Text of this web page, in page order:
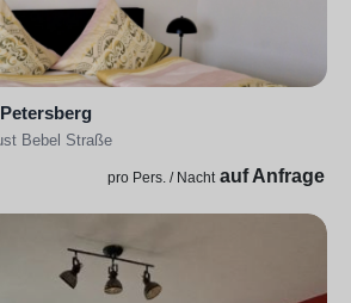
Bebel Straße
pro Pers. / Nacht auf Anfrage